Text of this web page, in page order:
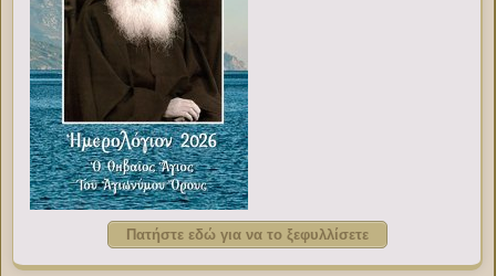
Πατήστε εδώ για να το ξεφυλλίσετε